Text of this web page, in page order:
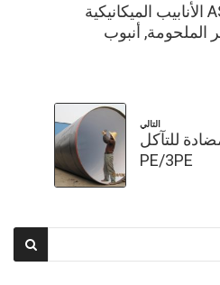
ASTM A519 الأنابيب الميكانيكية
الملحومة, أنبوب
التالي
للتآكل
PE/3PE